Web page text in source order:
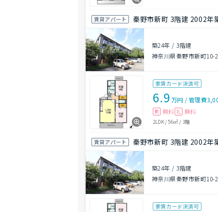
賃貸アパート 秦野市新町 3階建 2002年
築24年 / 3階建
神奈川県秦野市新町10-
家賃カード決済可
6.9 万円 /管理費
敷 無料 礼 無料
2LDK/56㎡ / 3階
賃貸アパート 秦野市新町 3階建 2002年
築24年 / 3階建
神奈川県秦野市新町10-
家賃カード決済可